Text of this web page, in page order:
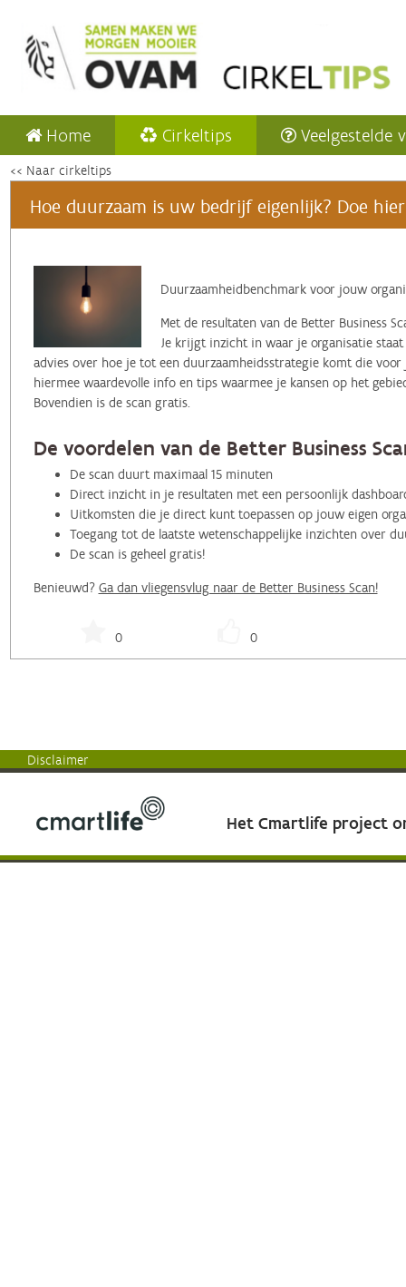
Home Cirkeltips Veelgestelde
<< Naar cirkeltips
Hoe duurzaam is uw bedrijf eigenlijk? Doe
Duurzaamheidbenchmark voor jouw
Met de resultaten van de Better Business
Je krijgt inzicht in waar je organisatie
advies over hoe je tot een duurzaamheidsstrategie komt die
hiermee waardevolle info en tips waarmee je kansen op het
Bovendien is de scan gratis.
De voordelen van de Better Business
De scan duurt maximaal 15 minuten
Direct inzicht in je resultaten met een persoonlijk
Uitkomsten die je direct kunt toepassen op jouw eigen
Toegang tot de laatste wetenschappelijke inzichten over
De scan is geheel gratis!
Benieuwd? Ga dan vliegensvlug naar de Better Business Scan!
0 0
Disclaimer
Het Cmartlife project